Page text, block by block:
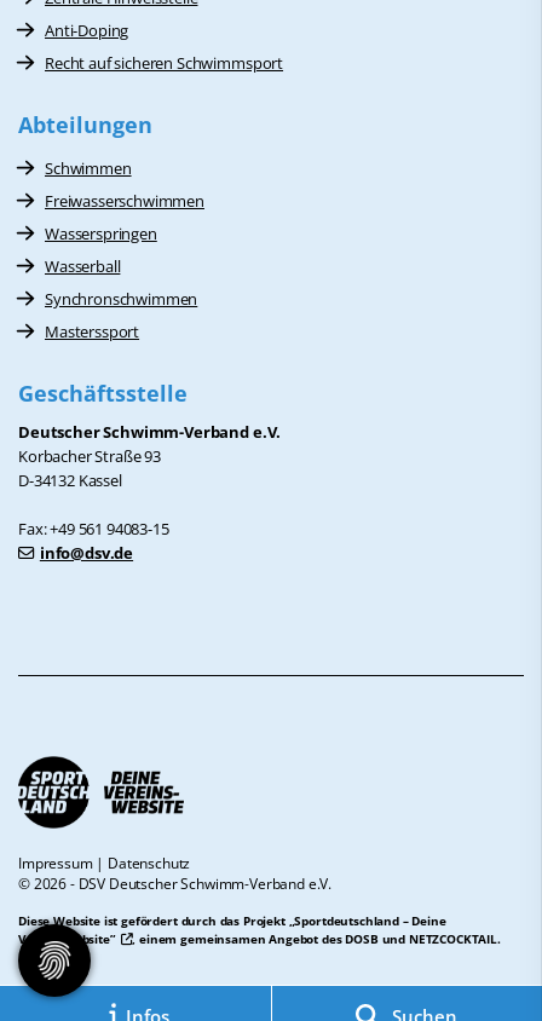
Infos Suchen
Anti-Doping
Recht auf sicheren Schwimmsport
Abteilungen
Schwimmen
Freiwasserschwimmen
Wasserspringen
Wasserball
Synchronschwimmen
Masterssport
Geschäftsstelle
Deutscher Schwimm-Verband e.V.
Korbacher Straße 93
D-34132 Kassel
Fax: +49 561 94083-15
info@dsv.de
Impressum| Datenschutz
© 2026 - DSV Deutscher Schwimm-Verband e.V.
Diese Website ist gefördert durch das Projekt „Sportdeutschland – Deine
Vereinswebsite”
, einem gemeinsamen Angebot des DOSB und NETZCOCKTAIL.